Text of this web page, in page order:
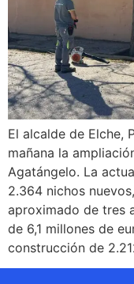
El alcalde de Elche,
mañana la
Agatángelo. La
2.364 nichos
aproximado de tres
de 6,1 millones de
construcción de